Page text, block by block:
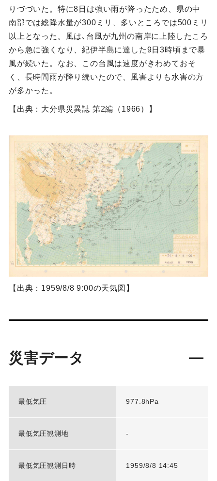
りづづいた。特に8日は強い雨が降ったため、県の中
南部では総降水量が300ミリ、多いところでは500ミリ
以上となった。風は､台風が九州の南岸に上陸したころ
から急に強くなり、紀伊半島に達した9日3時頃まで暴
風が続いた。なお、この台風は速度がきわめておそ
く、長時間雨が降り続いたので、風害よりも水害の方
が多かった。
【出典：大分県災異誌 第2編（1966）】
【出典：1959/8/8 9:00の天気図】
災害データ
最低気圧 977.8hPa
最低気圧観測地 -
最低気圧観測日時 1959/8/8 14:45